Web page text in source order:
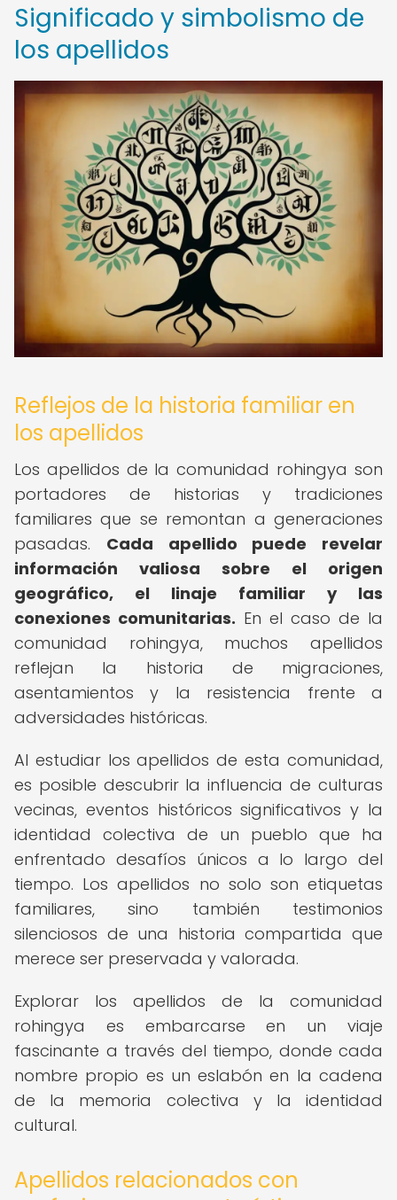
Significado y simbolismo de
los apellidos
Reflejos de la historia familiar en
los apellidos
Los apellidos de la comunidad rohingya son
portadores de historias y tradiciones
familiares que se remontan a generaciones
pasadas. Cada apellido puede revelar
información valiosa sobre el origen
geográfico, el linaje familiar y las
conexiones comunitarias. En el caso de la
comunidad rohingya, muchos apellidos
reflejan la historia de migraciones,
asentamientos y la resistencia frente a
adversidades históricas.
Al estudiar los apellidos de esta comunidad,
es posible descubrir la influencia de culturas
vecinas, eventos históricos significativos y la
identidad colectiva de un pueblo que ha
enfrentado desafíos únicos a lo largo del
tiempo. Los apellidos no solo son etiquetas
familiares, sino también testimonios
silenciosos de una historia compartida que
merece ser preservada y valorada.
Explorar los apellidos de la comunidad
rohingya es embarcarse en un viaje
fascinante a través del tiempo, donde cada
nombre propio es un eslabón en la cadena
de la memoria colectiva y la identidad
cultural.
Apellidos relacionados con